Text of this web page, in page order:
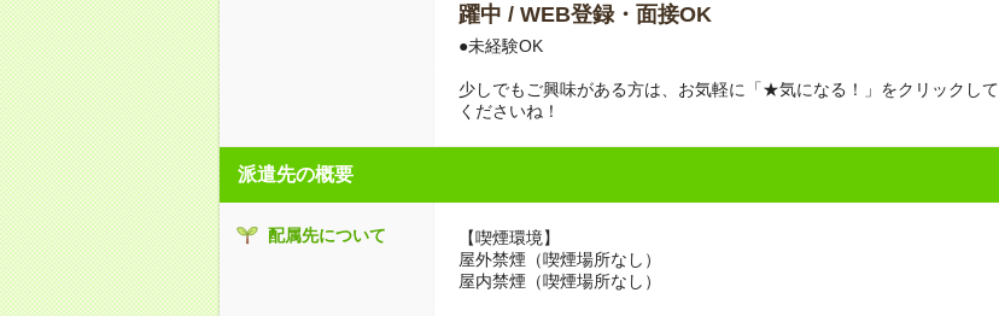
躍中 / WEB登録・面接OK
●未経験OK
少しでもご興味がある方は、お気軽に「★気になる！」をクリックして
くださいね！
派遣先の概要
配属先について
【喫煙環境】
屋外禁煙（喫煙場所なし）
屋内禁煙（喫煙場所なし）